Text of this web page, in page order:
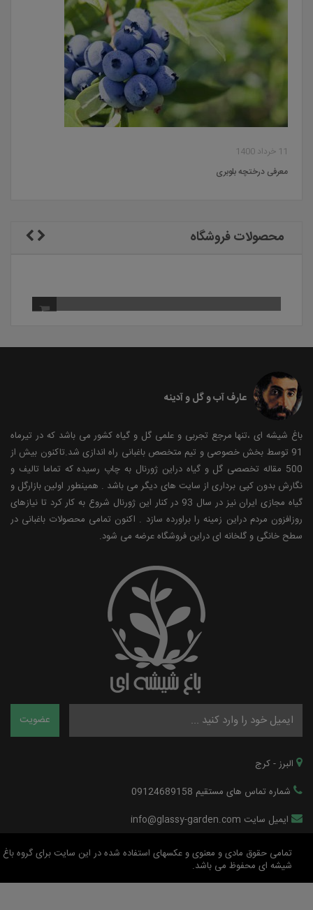
11 خرداد 1400
معرفی درختچه بلوبری
محصولات فروشگاه
عارف آب و گل و آدینه
باغ شیشه ای ،تنها مرجع تجربی و علمی گل و گیاه کشور می باشد که در تیرماه
91 توسط بخش خصوصی و تیم متخصص باغبانی راه اندازی شد.تاکنون بیش از
500 مقاله تخصصی گل و گیاه دراین ژورنال به چاپ رسیده که تماما تالیف و
نگارش بدون کپی برداری از سایت های دیگر می باشد . همینطور اولین بازارگل و
گیاه مجازی ایران نیز در سال 93 در کنار این ژورنال شروع به کار کرد تا نیازهای
روزافزون مردم دراین زمینه را براورده سازد . اکنون تمامی محصولات باغبانی در
سطح خانگی و گلخانه ای دراین فروشگاه عرضه می شود.
البرز - کرج
شماره تماس های مستقیم 09124689158
ایمیل سایت info@glassy-garden.com
تمامی حقوق مادی و معنوی و عکسهای استفاده شده در این سایت برای گروه باغ
شیشه ای محفوظ می باشد.